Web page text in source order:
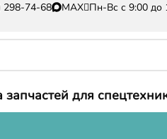
298-74-68 MAX Пн-Вс с 9:00 до
запчастей для